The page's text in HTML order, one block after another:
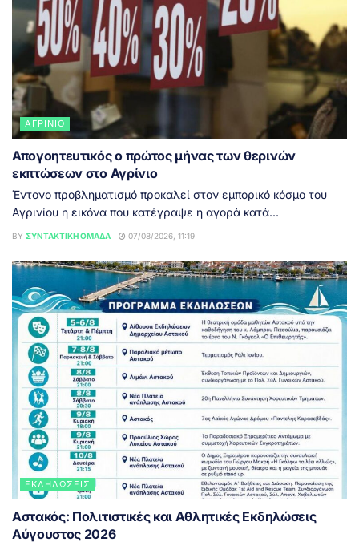
ΑΓΡΊΝΙΟ
Απογοητευτικός ο πρώτος μήνας των θερινών
εκπτώσεων στο Αγρίνιο
Έντονο προβληματισμό προκαλεί στον εμπορικό κόσμο του
Αγρινίου η εικόνα που κατέγραψε η αγορά κατά...
BY ΣΥΝΤΑΚΤΙΚΉ ΟΜΆΔΑ 07/08/2026, 11:19
ΕΚΔΗΛΏΣΕΙΣ
Αστακός: Πολιτιστικές και Αθλητικές Εκδηλώσεις
Αύγουστος 2026